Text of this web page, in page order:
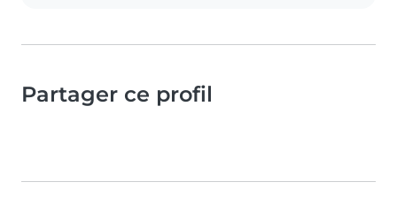
Partager ce profil